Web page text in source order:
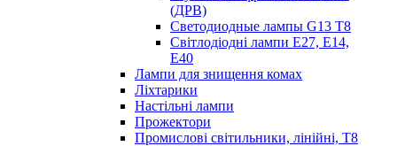
(ДРВ)
Светодиодные лампы G13 Т8
Світлодіодні лампи E27, E14,
E40
Лампи для знищення комах
Ліхтарики
Настільні лампи
Прожектори
Промислові світильники, лінійні, Т8